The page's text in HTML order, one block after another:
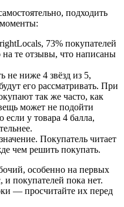
подходить
73% покупателей
те отзывы, что написаны
не ниже 4 звёзд из 5,
его рассматривать. При
так же часто, как
может не подойти
у товара 4 балла,
Покупатель читает
чем решить покупать.
особенно на первых
и покупателей пока нет.
— просчитайте их перед